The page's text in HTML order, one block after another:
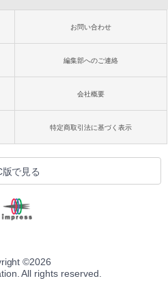
お問い合わせ
編集部へのご連絡
会社概要
特定商取引法に基づく表示
版で見る
©2026
All rights reserved.